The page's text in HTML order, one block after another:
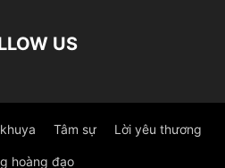
US
Tâm sự Lời yêu thương
hoàng đạo